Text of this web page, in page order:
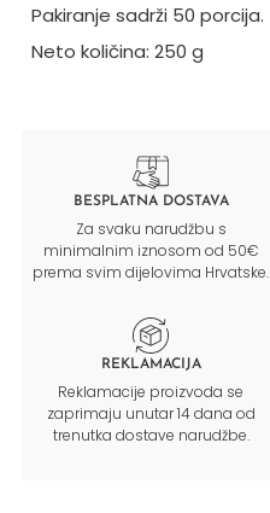
Pakiranje sadrži 50 porcija.
Neto količina: 250 g
BESPLATNA DOSTAVA
Za svaku narudžbu s
minimalnim iznosom od 50€
prema svim dijelovima Hrvatske.
REKLAMACIJA
Reklamacije proizvoda se
zaprimaju unutar 14 dana od
trenutka dostave narudžbe.